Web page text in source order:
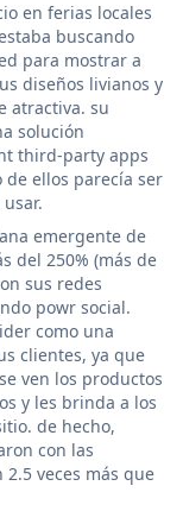
en ferias locales
buscando
para mostrar a
diseños livianos y
atractiva. su
solución
third-party apps
ellos parecía ser
emergente de
del 250% (más de
sus redes
powr social.
como una
clientes, ya que
ven los productos
y les brinda a los
de hecho,
con las
veces más que